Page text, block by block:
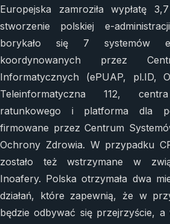
Europejska zamroziła wypłatę
stworzenie polskiej e-
borykało się 7 systemów e-
koordynowanych przez
Informatycznych (ePUAP, pl.ID,
Teleinformatyczna 112,
ratunkowego i platforma dla
firmowane przez Centrum
Ochrony Zdrowia. W przypadku
zostało też wstrzymane w
Inoafery. Polska otrzymała dwa
działań, które zapewnią, że w
będzie odbywać się przejrzyście, a